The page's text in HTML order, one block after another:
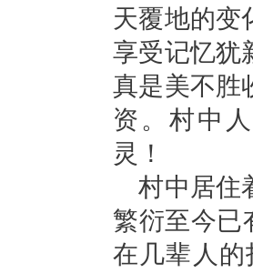
天覆地的变
享受记忆犹
真是美不胜
资。村中
灵！
村中居住
繁衍至今已
在几辈人